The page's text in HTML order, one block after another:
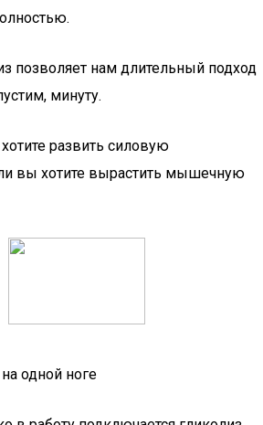
позволяет нам длительный подход
минуту.
развить силовую
вы хотите вырастить мышечную
одной ноге